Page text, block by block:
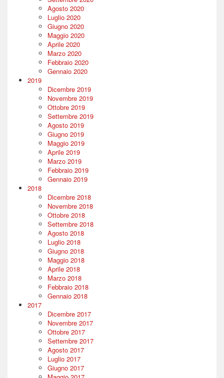
Agosto 2020
Luglio 2020
Giugno 2020
Maggio 2020
Aprile 2020
Marzo 2020
Febbraio 2020
Gennaio 2020
2019
Dicembre 2019
Novembre 2019
Ottobre 2019
Settembre 2019
Agosto 2019
Giugno 2019
Maggio 2019
Aprile 2019
Marzo 2019
Febbraio 2019
Gennaio 2019
2018
Dicembre 2018
Novembre 2018
Ottobre 2018
Settembre 2018
Agosto 2018
Luglio 2018
Giugno 2018
Maggio 2018
Aprile 2018
Marzo 2018
Febbraio 2018
Gennaio 2018
2017
Dicembre 2017
Novembre 2017
Ottobre 2017
Settembre 2017
Agosto 2017
Luglio 2017
Giugno 2017